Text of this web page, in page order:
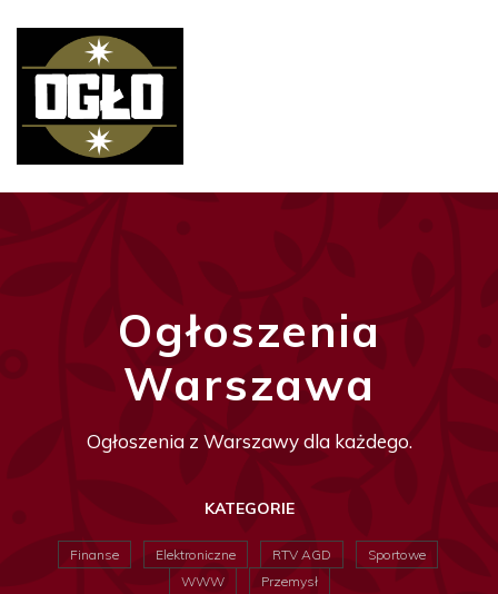
Ogłoszenia
Warszawa
Ogłoszenia z Warszawy dla każdego.
KATEGORIE
Finanse Elektroniczne RTV AGD
Sportowe
WWW
Przemysł